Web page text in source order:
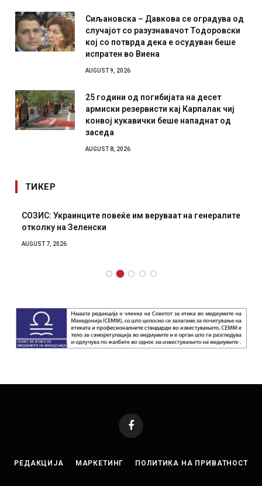
Сиљановска – Давкова се оградува од
случајот со разузнавачот Тодоровски
кој со потврда дека е осудуван беше
испратен во Виена
AUGUST 9, 2026
25 години од погибијата на десет
армиски резервисти кај Карпалак чиј
конвој кукавички беше нападнат од
заседа
AUGUST 8, 2026
ТИКЕР
СОЗИС: Украинците повеќе им веруваат на генералите
отколку на Зеленски
AUGUST 7, 2026
Facebook
РЕДАКЦИЈА МАРКЕТИНГ ПОЛИТИКА НА ПРИВАТНОСТ